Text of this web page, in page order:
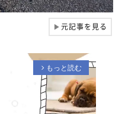
▶元記事を見る
arrow_forward_ios もっと読む